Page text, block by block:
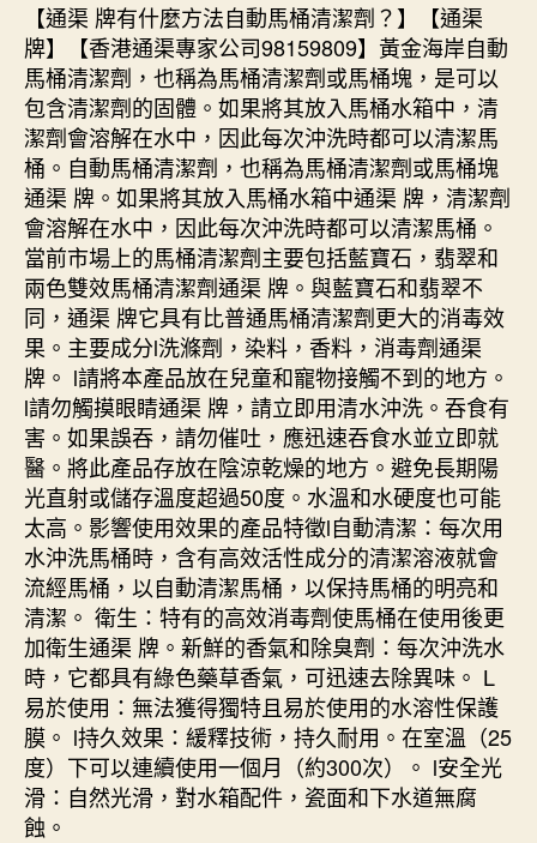
【通渠 牌有什麼方法自動馬桶清潔劑？】【通渠
牌】【香港通渠專家公司98159809】黃金海岸自動
馬桶清潔劑，也稱為馬桶清潔劑或馬桶塊，是可以
包含清潔劑的固體。如果將其放入馬桶水箱中，清
潔劑會溶解在水中，因此每次沖洗時都可以清潔馬
桶。自動馬桶清潔劑，也稱為馬桶清潔劑或馬桶塊
通渠 牌。如果將其放入馬桶水箱中通渠 牌，清潔劑
會溶解在水中，因此每次沖洗時都可以清潔馬桶。
當前市場上的馬桶清潔劑主要包括藍寶石，翡翠和
兩色雙效馬桶清潔劑通渠 牌。與藍寶石和翡翠不
同，通渠 牌它具有比普通馬桶清潔劑更大的消毒效
果。主要成分l洗滌劑，染料，香料，消毒劑通渠
牌。 l請將本產品放在兒童和寵物接觸不到的地方。
l請勿觸摸眼睛通渠 牌，請立即用清水沖洗。吞食有
害。如果誤吞，請勿催吐，應迅速吞食水並立即就
醫。將此產品存放在陰涼乾燥的地方。避免長期陽
光直射或儲存溫度超過50度。水溫和水硬度也可能
太高。影響使用效果的產品特徵l自動清潔：每次用
水沖洗馬桶時，含有高效活性成分的清潔溶液就會
流經馬桶，以自動清潔馬桶，以保持馬桶的明亮和
清潔。 衛生：特有的高效消毒劑使馬桶在使用後更
加衛生通渠 牌。新鮮的香氣和除臭劑：每次沖洗水
時，它都具有綠色藥草香氣，可迅速去除異味。 L
易於使用：無法獲得獨特且易於使用的水溶性保護
膜。 l持久效果：緩釋技術，持久耐用。在室溫（25
度）下可以連續使用一個月（約300次）。 l安全光
滑：自然光滑，對水箱配件，瓷面和下水道無腐
蝕。